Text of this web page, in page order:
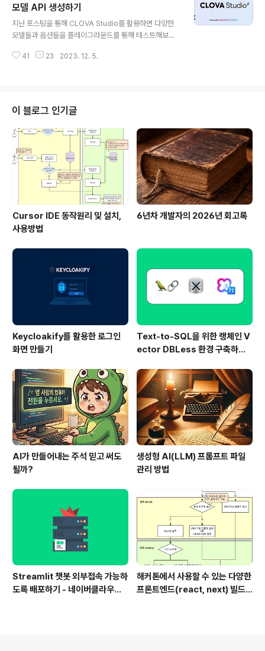
이 X 클로바 스튜디오가 열리게 되어서 이번 해커톤을 한
정으로 HyperCLOVA X 모델을 사용해 볼 수 있는 기회
가 생겼습니다. 마침 회사에서도 관심 갖고 있는 사업이고
해커톤 참여를 신청했습니다. 포텐데이 X 클로바 스튜디오
모델 API 생성하기
지난 포스팅을 통해 CLOVA Studio를 활용하면 다양한
모델들과 옵션들을 플레이그라운드를 통해 테스트해보고
에서는 플레이그라운드 내부에서만 테스트 해보는 것이 아
방법 및 종류API를 만드는 방법에 대해 결론부터 말씀드리
자면 테스트 앱을 생성해야 합니다. 테스트 앱을 생성하시
면 다음과 같이 API를 호출할 수 있는 URL과 스펙이 나타
나게 됩니다. 테스트 앱을 생성하는 방법은 크게 3가지가
있습니다. 플레이그라운드에서 작업한 내용으로 테스트앱
생성하기모델을 튜..
41 23 2023. 12. 5.
이 블로그 인기글
Cursor IDE 동작원리 및 설치,
사용방법
6년차 개발자의 2026년 회고록
Keycloakify를 활용한 로그인
화면 만들기
Text-to-SQL을 위한 랭체인 V
ector DBLess 환경 구축하기
AI가 만들어내는 주석 믿고 써도
될까?
생성형 AI(LLM) 프롬프트 파일
관리 방법
Streamlit 챗봇 외부접속 가능하
도록 배포하기 - 네이버클라우드
해커톤에서 사용할 수 있는 다양한
프론트엔드(react, next) 빌드